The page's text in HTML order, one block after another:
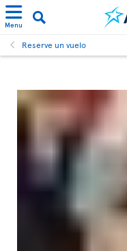
Menu
Reserve un vuelo